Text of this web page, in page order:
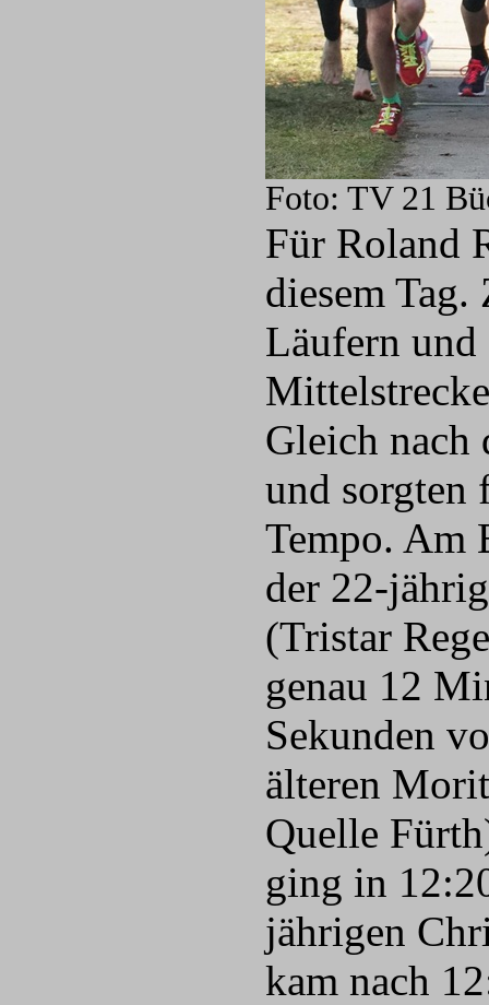
Foto: TV 21
Für Roland
diesem
Läufern und
Gleich nach
und sorgten
Tempo. Am
der 22-
(Tristar
genau 12
Sekunden
älteren
Quelle
ging in
jährigen
kam nach